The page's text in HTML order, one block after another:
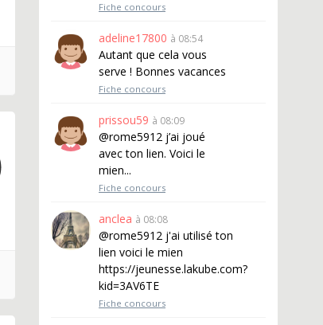
Fiche concours
adeline17800 à 08:54
Autant que cela vous
serve ! Bonnes vacances
Fiche concours
prissou59 à 08:09
@rome5912 j’ai joué
avec ton lien. Voici le
mien...
Fiche concours
anclea à 08:08
@rome5912 j'ai utilisé ton
lien voici le mien
https://jeunesse.lakube.com?
kid=3AV6TE
Fiche concours